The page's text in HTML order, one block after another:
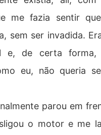
me fazia sentir
sem ser invadida.
e, de certa forma,
eu, não queria
parou em
o motor e me